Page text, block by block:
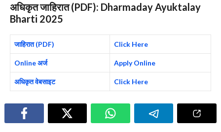
अधिकृत जाहिरात (PDF): Dharmaday Ayuktalay
Bharti 2025
जाहिरात (PDF) Click Here
Online अर्ज Apply Online
अधिकृत वेबसाइट Click Here